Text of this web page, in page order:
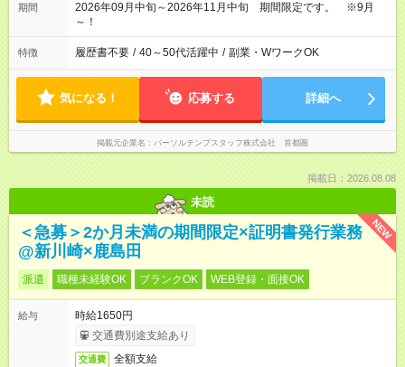
期間
2026年09月中旬～2026年11月中旬 期間限定です。 ※9月
～！
特徴 履歴書不要 / 40～50代活躍中 / 副業・WワークOK
気になる！ 応募する 詳細へ
掲載元企業名 パーソルテンプスタッフ株式会社 首都圏
掲載日：2026.08.08
未読
NEW
＜急募＞2か月未満の期間限定×証明書発行業務
@新川崎×鹿島田
派遣 職種未経験OK ブランクOK WEB登録・面接OK
給与
時給1650円
交通費別途支給あり
交通費 全額支給